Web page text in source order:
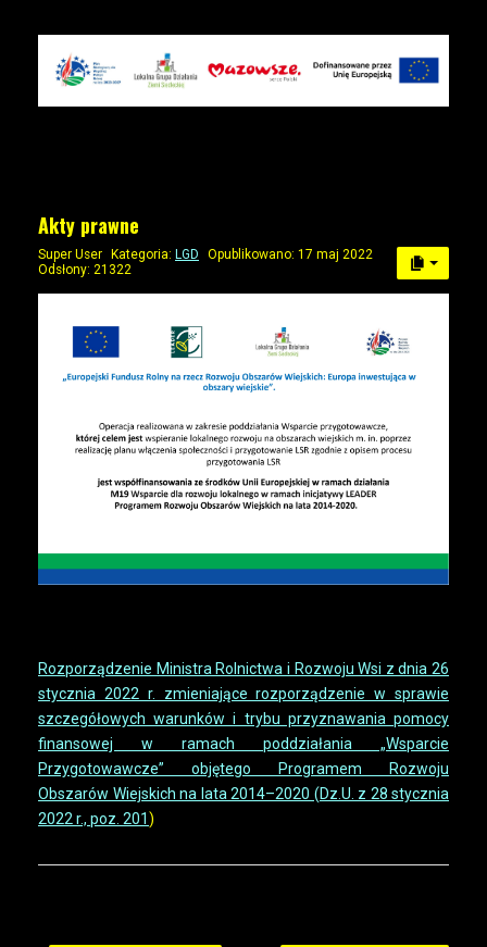
Akty prawne
Super User Kategoria: LGD
Opublikowano: 17 maj 2022
Odsłony: 21322
Rozporządzenie Ministra Rolnictwa i Rozwoju Wsi z dnia 26
stycznia 2022 r. zmieniające rozporządzenie w sprawie
szczegółowych warunków i trybu przyznawania pomocy
finansowej w ramach poddziałania „Wsparcie
Przygotowawcze” objętego Programem Rozwoju
Obszarów Wiejskich na lata 2014–2020 (Dz.U. z 28 stycznia
2022 r., poz. 201)